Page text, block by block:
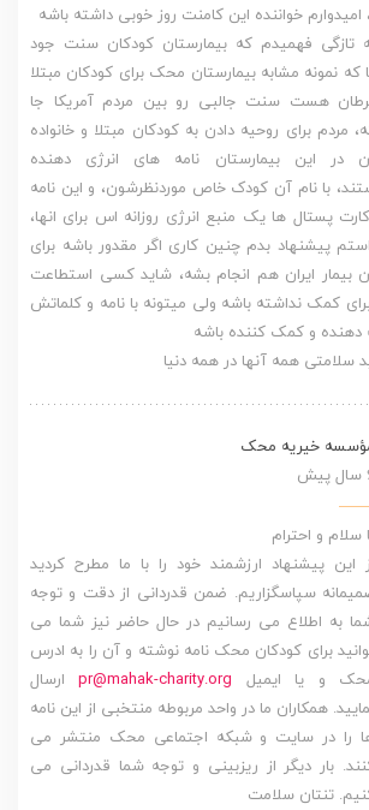
امیدوارم خواننده این کامنت روز خوبی داشته باشه
تازگی فهمیدم که بیمارستان کودکان سنت جود
که نمونه مشابه بیمارستان محک برای کودکان مبتلا
هست سنت جالبی رو بین مردم آمریکا جا
مردم برای روحیه دادن به کودکان مبتلا و خانواده
در این بیمارستان نامه های انرژی دهنده
با نام آن کودک خاص موردنظرشون، و این نامه
پستال ها یک منبع انرژی روزانه اس برای انها،
پیشنهاد بدم چنین کاری اگر مقدور باشه برای
بیمار ایران هم انجام بشه، شاید کسی استطاعت
کمک نداشته باشه ولی میتونه با نامه و کلماتش
دهنده و کمک کننده باشه
سلامتی همه آنها در همه دنیا
خیریه محک
سلام و احترام
این پیشنهاد ارزشمند خود را با ما مطرح کردید
سپاسگزاریم. ضمن قدردانی از دقت و توجه
به اطلاع می رسانیم در حال حاضر نیز شما می
برای کودکان محک نامه نوشته و آن را به ادرس
و یا ایمیل pr@mahak-charity.orgارسال
همکاران ما در واحد مربوطه منتخبی از این نامه
را در سایت و شبکه اجتماعی محک منتشر می
بار دیگر از ریزبینی و توجه شما قدردانی می
تنتان سلامت